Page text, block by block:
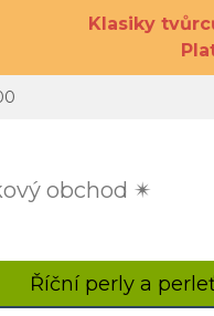
Klasiky
obchod ✴
Říční perly a